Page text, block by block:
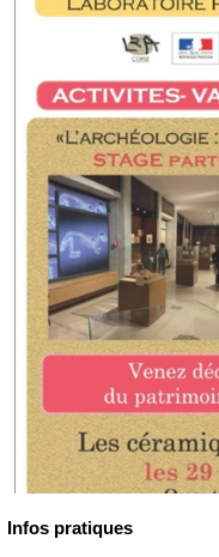
Infos pratiques